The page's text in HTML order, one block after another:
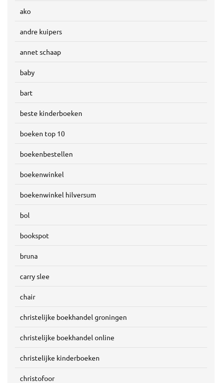
ako
andre kuipers
annet schaap
baby
bart
beste kinderboeken
boeken top 10
boekenbestellen
boekenwinkel
boekenwinkel hilversum
bol
bookspot
bruna
carry slee
chair
christelijke boekhandel groningen
christelijke boekhandel online
christelijke kinderboeken
christofoor